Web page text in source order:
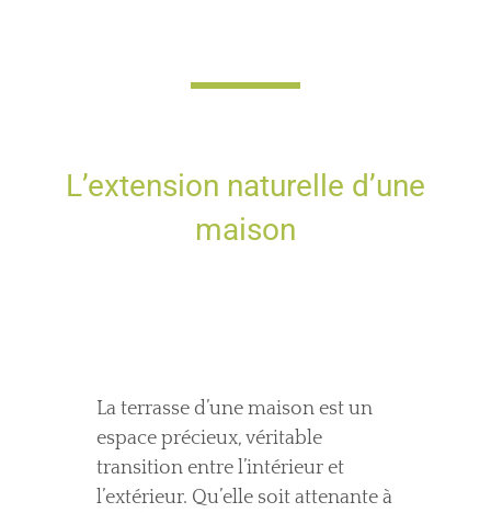
L’extension naturelle d’une
maison
La terrasse d’une maison est un
espace précieux, véritable
transition entre l’intérieur et
l’extérieur. Qu’elle soit attenante à